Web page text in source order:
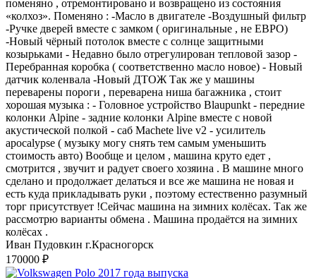
поменяно , отремонтировано и возвращено из состояния
«колхоз». Поменяно : -Масло в двигателе -Воздушный фильтр
-Ручке дверей вместе с замком ( оригинальные , не ЕВРО)
-Новый чёрный потолок вместе с солнце защитными
козырьками - Недавно было отрегулирован тепловой зазор -
Перебранная коробка ( соответственно масло новое) - Новый
датчик коленвала -Новый ДТОЖ Так же у машины
переварены пороги , переварена ниша багажника , стоит
хорошая музыка : - Головное устройство Blaupunkt - передние
колонки Alpine - задние колонки Alpine вместе с новой
акустической полкой - саб Machete live v2 - усилитель
apocalypse ( музыку могу снять тем самым уменьшить
стоимость авто) Вообще и целом , машина круто едет ,
смотрится , звучит и радует своего хозяина . В машине много
сделано и продолжает делаться и все же машина не новая и
есть куда прикладывать руки , поэтому естественно разумный
торг присутствует !Сейчас машина на зимних колёсах. Так же
рассмотрю варианты обмена . Машина продаётся на зимних
колёсах .
Иван Пудовкин г.Красногорск
170000 ₽